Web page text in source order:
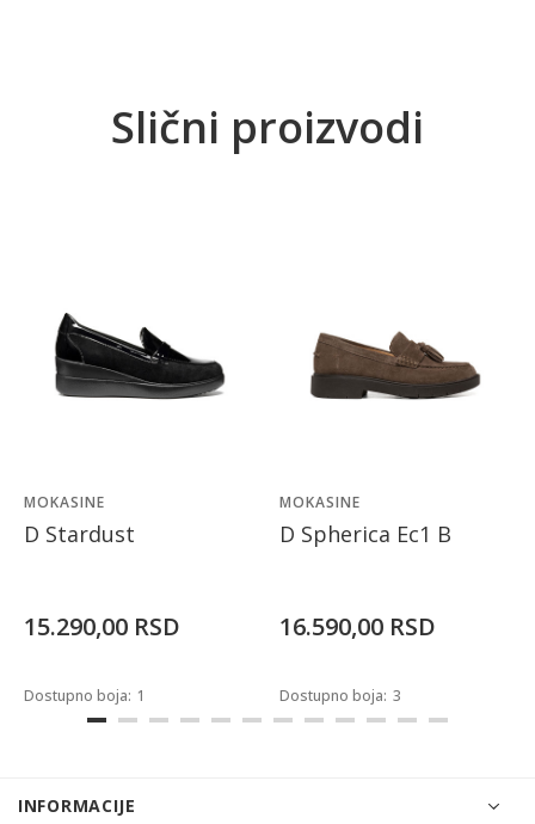
Slični proizvodi
MOKASINE
D Stardust
15.290,00 RSD
Dostupno boja: 1
MOKASINE
D Spherica Ec1 B
16.590,00 RSD
Dostupno boja: 3
INFORMACIJE